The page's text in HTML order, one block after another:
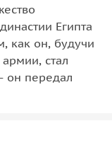
Египта
как он, будучи
стал
он передал